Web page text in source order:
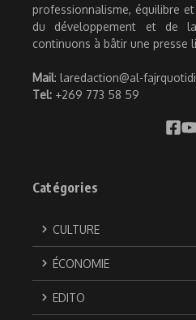
professionnalisme, équilibre
du développement et de la
continuons à bâtir une presse
Mail: laredaction@al-
Tel: +269 773 58 59
Catégories
CULTURE
ÉCONOMIE
EDITO